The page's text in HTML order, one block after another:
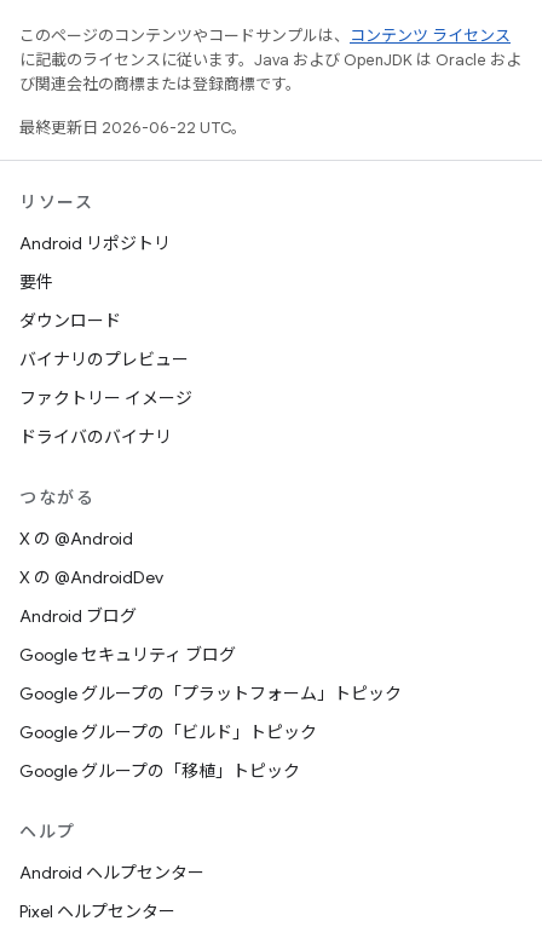
このページのコンテンツやコードサンプルは、
コンテンツ ライセンス
に記載のライセンスに従います。Java および OpenJDK は Oracle およ
び関連会社の商標または登録商標です。
最終更新日 2026-06-22 UTC。
リソース
Android リポジトリ
要件
ダウンロード
バイナリのプレビュー
ファクトリー イメージ
ドライバのバイナリ
つながる
X の @Android
X の @AndroidDev
Android ブログ
Google セキュリティ ブログ
Google グループの「プラットフォーム」トピック
Google グループの「ビルド」トピック
Google グループの「移植」トピック
ヘルプ
Android ヘルプセンター
Pixel ヘルプセンター